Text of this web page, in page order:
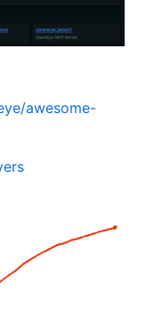
awesome-